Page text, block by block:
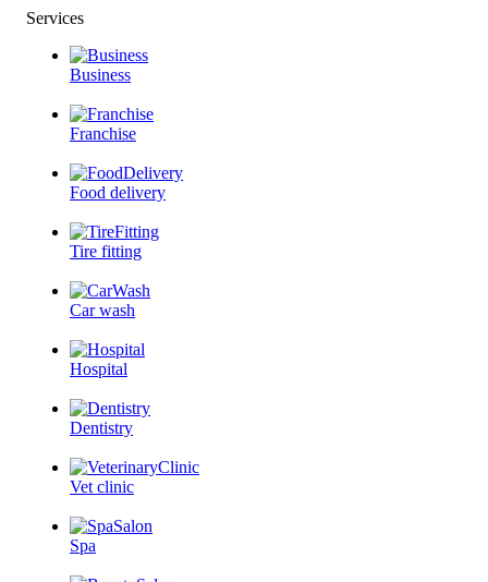
Services
Business
Franchise
Food delivery
Tire fitting
Car wash
Hospital
Dentistry
Vet clinic
Spa